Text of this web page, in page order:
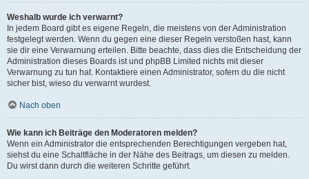
Weshalb wurde ich verwarnt?
In jedem Board gibt es eigene Regeln, die meistens von der Administration
festgelegt werden. Wenn du gegen eine dieser Regeln verstoßen hast, kann
sie dir eine Verwarnung erteilen. Bitte beachte, dass dies die Entscheidung der
Administration dieses Boards ist und phpBB Limited nichts mit dieser
Verwarnung zu tun hat. Kontaktiere einen Administrator, sofern du die nicht
sicher bist, wieso du verwarnt wurdest.
Nach oben
Wie kann ich Beiträge den Moderatoren melden?
Wenn ein Administrator die entsprechenden Berechtigungen vergeben hat,
siehst du eine Schaltfläche in der Nähe des Beitrags, um diesen zu melden.
Du wirst dann durch die weiteren Schritte geführt.